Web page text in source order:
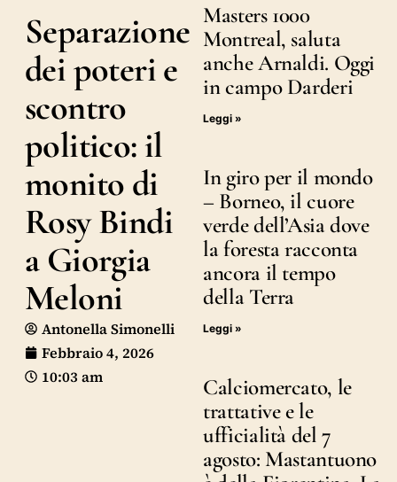
Separazione
dei poteri e
scontro
politico: il
monito di
Rosy Bindi
a Giorgia
Meloni
Antonella Simonelli
Febbraio 4, 2026
10:03 am
Masters 1000
Montreal, saluta
anche Arnaldi. Oggi
in campo Darderi
Leggi »
In giro per il mondo
– Borneo, il cuore
verde dell’Asia dove
la foresta racconta
ancora il tempo
della Terra
Leggi »
Calciomercato, le
trattative e le
ufficialità del 7
agosto: Mastantuono